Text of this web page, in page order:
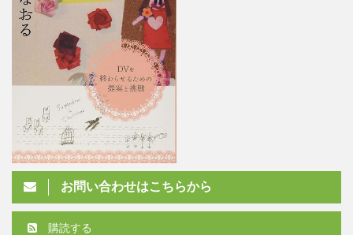
お問い合わせはこちらから
購読する